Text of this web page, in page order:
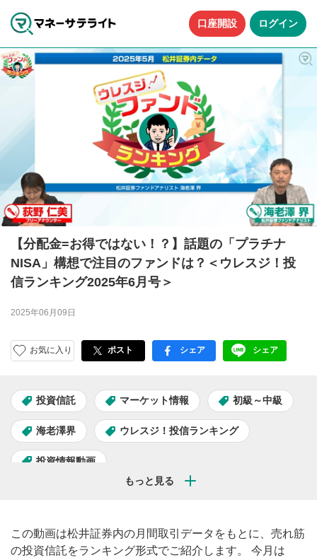
口座開設 ログイン
【分配金=お得ではない！？】話題の「プラチナ
NISA」構想で注目のファンドは？＜ウレスジ！投
信ランキング2025年6月号＞
2025年06月09日
お気に入り ポスト facebook
シェア LINE
シェア
投資信託 マーケット情報 初級～中級
海老澤界 ウレスジ！投信ランキング
投資情報動画
この動画は松井証券内の月間取引データをもとに、売れ筋
の投資信託をランキング形式でご紹介します。 今月は